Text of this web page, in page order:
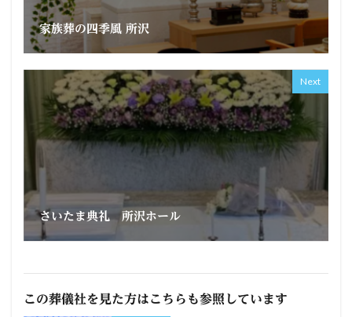
家族葬の四季風 所沢
Next
さいたま典礼 所沢ホール
この葬儀社を見た方はこちらも参照しています